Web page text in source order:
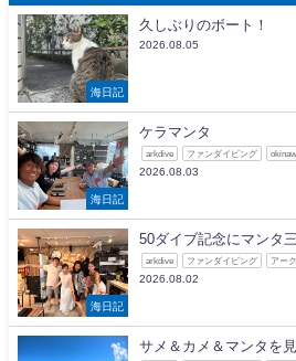
海日記
久しぶりのボート！
2026.08.05
海日記
ケラマンタ
arkdive ファンダイビング
2026.08.03
海日記
50ダイブ記念にマンタ
arkdive ファンダイビング アー
2026.08.02
サメ＆カメ＆マンタを